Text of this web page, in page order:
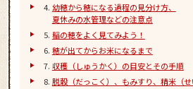
幼穂から穂になる過程の見分け方、
夏休みの水管理などの注意点
稲の穂をよく見てみよう！
穂が出てからお米になるまで
収穫（しゅうかく）の目安とその手順
脱穀（だっこく）、もみすり、精米（